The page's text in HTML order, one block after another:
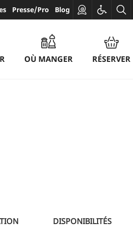
Presse/Pro Blog
OÙ MANGER RÉSERVER
DISPONIBILITÉS